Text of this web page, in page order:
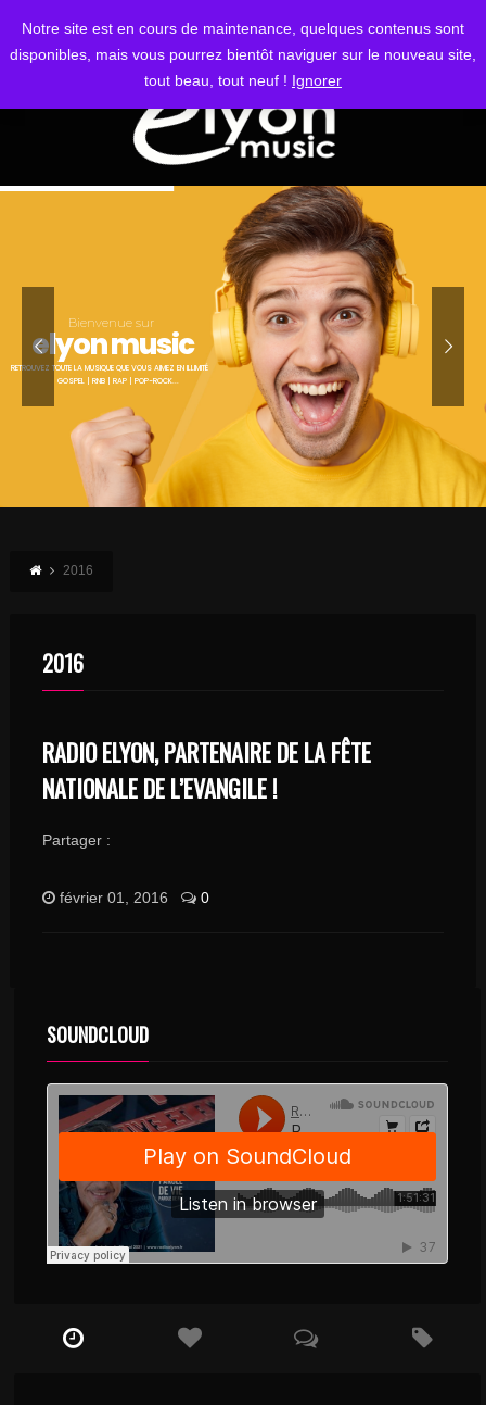
Notre site est en cours de maintenance, quelques contenus sont
disponibles, mais vous pourrez bientôt naviguer sur le nouveau site,
tout beau, tout neuf ! Ignorer
S'IDENTIFIER
Bienvenue sur
elyon music
RETROUVEZ TOUTE LA MUSIQUE QUE VOUS AIMEZ EN ILLIMITÉ
GOSPEL | RNB | RAP | POP-ROCK...
2016
2016
RADIO ELYON, PARTENAIRE DE LA FÊTE
NATIONALE DE L’EVANGILE !
Partager :
février 01, 2016 0
SOUNDCLOUD